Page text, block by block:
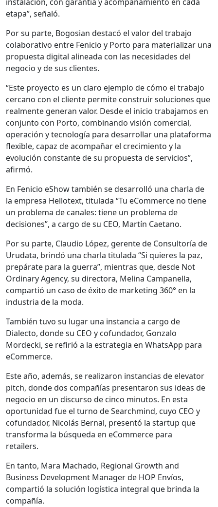
etapa”, señaló.
Por su parte, Bogosian destacó el valor del trabajo
colaborativo entre Fenicio y Porto para materializar una
propuesta digital alineada con las necesidades del
negocio y de sus clientes.
“Este proyecto es un claro ejemplo de cómo el trabajo
cercano con el cliente permite construir soluciones que
realmente generan valor. Desde el inicio trabajamos en
conjunto con Porto, combinando visión comercial,
operación y tecnología para desarrollar una plataforma
flexible, capaz de acompañar el crecimiento y la
evolución constante de su propuesta de servicios”,
afirmó.
En Fenicio eShow también se desarrolló una charla de
la empresa Hellotext, titulada “Tu eCommerce no tiene
un problema de canales: tiene un problema de
decisiones”, a cargo de su CEO, Martín Caetano.
Por su parte, Claudio López, gerente de Consultoría de
Urudata, brindó una charla titulada “Si quieres la paz,
prepárate para la guerra”, mientras que, desde Not
Ordinary Agency, su directora, Melina Campanella,
compartió un caso de éxito de marketing 360° en la
industria de la moda.
También tuvo su lugar una instancia a cargo de
Dialecto, donde su CEO y cofundador, Gonzalo
Mordecki, se refirió a la estrategia en WhatsApp para
eCommerce.
Este año, además, se realizaron instancias de elevator
pitch, donde dos compañías presentaron sus ideas de
negocio en un discurso de cinco minutos. En esta
oportunidad fue el turno de Searchmind, cuyo CEO y
cofundador, Nicolás Bernal, presentó la startup que
transforma la búsqueda en eCommerce para
retailers.
En tanto, Mara Machado, Regional Growth and
Business Development Manager de HOP Envíos,
compartió la solución logística integral que brinda la
compañía.